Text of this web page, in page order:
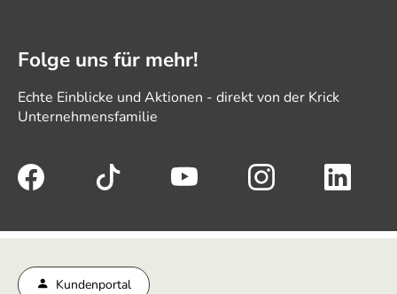
Folge uns für mehr!
Echte Einblicke und Aktionen - direkt von der Krick
Unternehmensfamilie
Kundenportal